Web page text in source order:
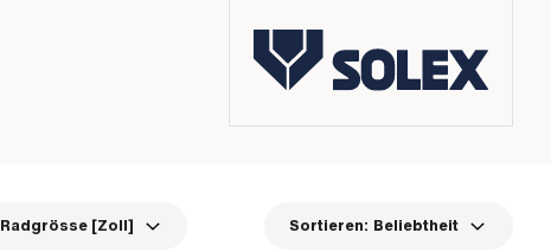
Radgrösse [Zoll] Sortieren: Beliebtheit